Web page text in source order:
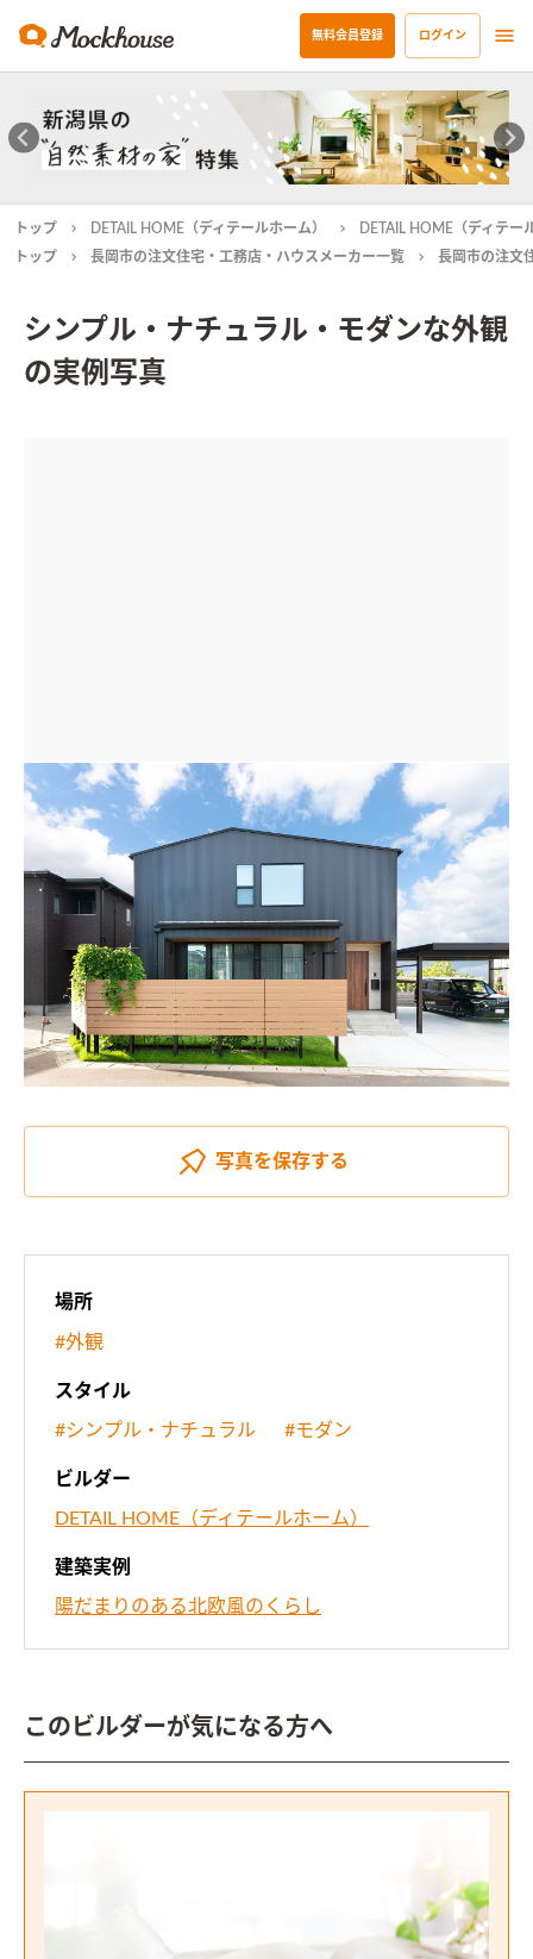
無料会員登録 ログイン
トップ DETAIL HOME（ディテールホーム）
DETAIL HOME（ディテ
トップ
長岡市の注文住宅・工務店・ハウスメーカー一覧 長岡市の注文
シンプル・ナチュラル・モダンな外観
の実例写真
アシンメトリーの切妻屋根に黒いガルバリウム鋼板の外
壁が特徴的な外観
写真を保存する
場所
#外観
スタイル
#シンプル・ナチュラル #モダン
ビルダー
DETAIL HOME（ディテールホーム）
建築実例
陽だまりのある北欧風のくらし
このビルダーが気になる方へ